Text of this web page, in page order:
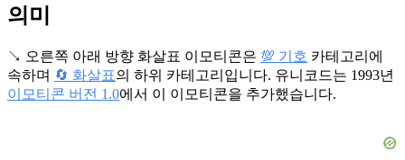
의미
↘️ 오른쪽 아래 방향 화살표 이모티콘은 💯 기호 카테고리에
속하며 🔄 화살표의 하위 카테고리입니다. 유니코드는 1993년
이모티콘 버전 1.0에서 이 이모티콘을 추가했습니다.